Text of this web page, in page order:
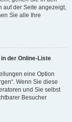
auf der Seite angezeigt,
Sie alle Ihre
der Online-Liste
eine Option
Wenn Sie diese
und Sie selbst
Besucher